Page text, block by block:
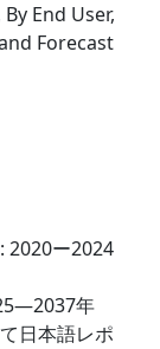
End User,
Forecast
2020ー2024
年
日本語レポ